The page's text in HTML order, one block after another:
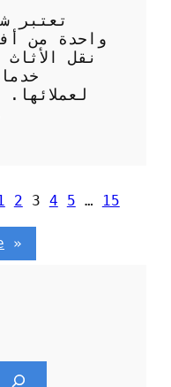
تعتبر
واحدة من
نقل
2 3 4 5 … 15
»